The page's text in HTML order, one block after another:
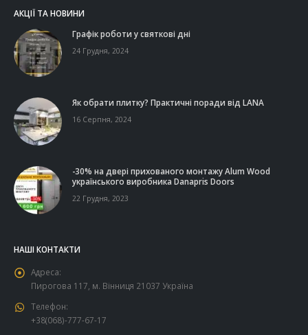
АКЦІЇ ТА НОВИНИ
Графік роботи у святкові дні
24 Грудня, 2024
Як обрати плитку? Практичні поради від LANA
16 Серпня, 2024
-30% на двері прихованого монтажу Alum Wood
українського виробника Danapris Doors
22 Грудня, 2023
НАШІ КОНТАКТИ
Адреса:
Пирогова 117, м. Вінниця 21037 Україна
Телефон:
+38(068)-777-67-17